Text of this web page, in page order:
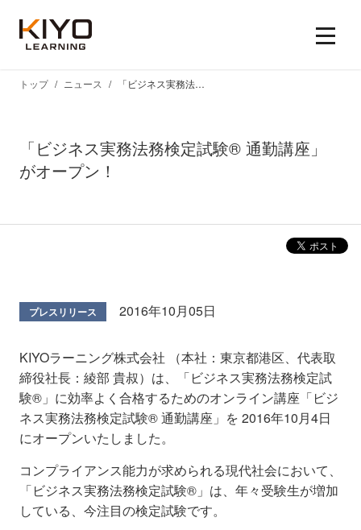
「ビジネス実務法務検定試験® 通勤講座」
がオープン！
トップ ニュース 「ビジネス実務法務検定試験® 通勤講座」がオープン！
プレスリリース 2016年10月05日
KIYOラーニング株式会社 （本社：東京都港区、代表取
締役社長：綾部 貴叔）は、「ビジネス実務法務検定試
験®」に効率よく合格するためのオンライン講座「ビジ
ネス実務法務検定試験® 通勤講座」を 2016年10月4日
にオープンいたしました。
コンプライアンス能力が求められる現代社会において、
「ビジネス実務法務検定試験®」は、年々受験生が増加
している、今注目の検定試験です。